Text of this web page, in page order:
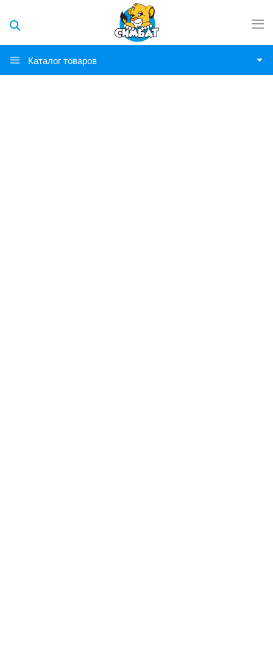
Каталог товаров